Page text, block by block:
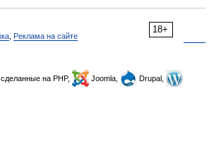
18+
Реклама на сайте
, сделанные на PHP, Joomla,
Drupal,